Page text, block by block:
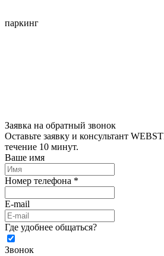
паркинг
Заявка на обратный звонок
Оставьте заявку и консультант
течение 10 минут.
Ваше имя
Номер телефона *
E-mail
Где удобнее общаться?
Звонок